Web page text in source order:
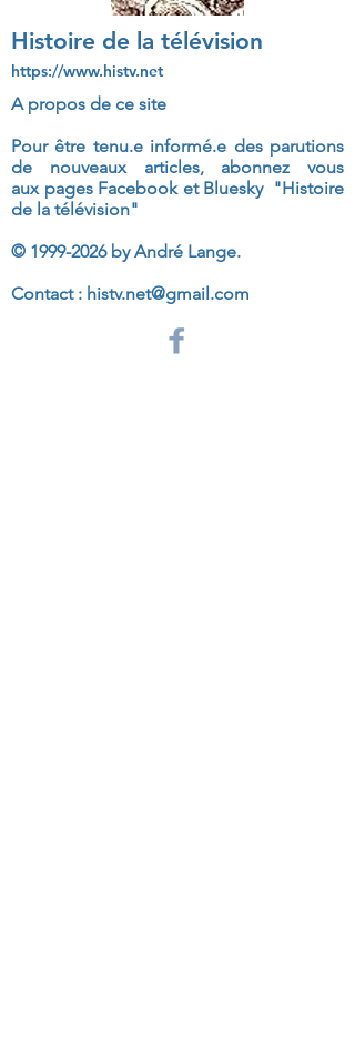
Histoire de la télévision
https://www.histv.net
A propos de ce site
Pour être tenu.e informé.e des parutions
de nouveaux articles, abonnez vous
aux pages Facebook et Bluesky "Histoire
de la télévision"
© 1999-2026by André Lange.
Contact : histv.net@gmail.com